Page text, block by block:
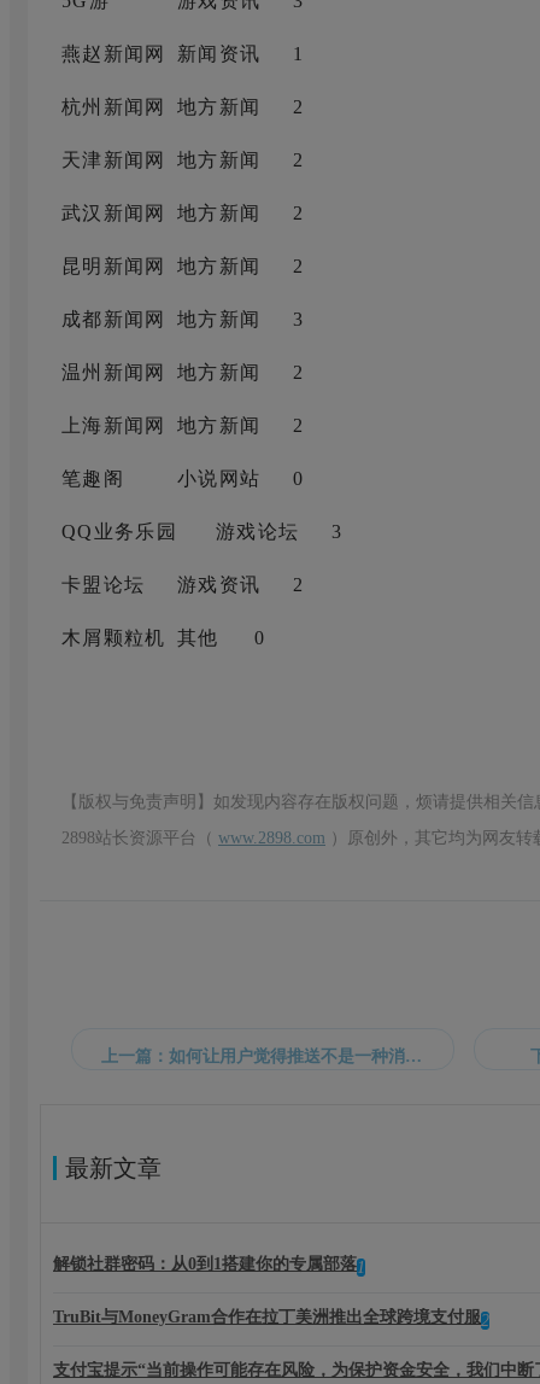
燕赵新闻网 新闻资讯 1
杭州新闻网 地方新闻 2
天津新闻网 地方新闻 2
武汉新闻网 地方新闻 2
昆明新闻网 地方新闻 2
成都新闻网 地方新闻 3
温州新闻网 地方新闻 2
上海新闻网 地方新闻 2
笔趣阁 小说网站 0
QQ业务乐园 游戏论坛 3
卡盟论坛 游戏资讯 2
木屑颗粒机 其他 0
【版权与免责声明】如发现内容存在版权问题，烦请提供相关
2898站长资源平台（ www.2898.com ）原创外，其它均为网友
上一篇：如何让用户觉得推送不是一种消息打扰？
最新文章
1
解锁社群密码：从0到1搭建你的专属部落
2
TruBit与MoneyGram合作在拉丁美洲推出全球跨境支付服
支付宝提示“当前操作可能存在风险，为保护资金安全，我们中断